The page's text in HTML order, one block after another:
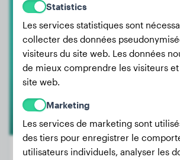
Bolle
Statistics
Les services statistiques sont
collecter des données
visiteurs du site web. Les données
de mieux comprendre les visiteurs
site web.
Marketing
Les services de marketing sont
des tiers pour enregistrer le
utilisateurs individuels, analyser les